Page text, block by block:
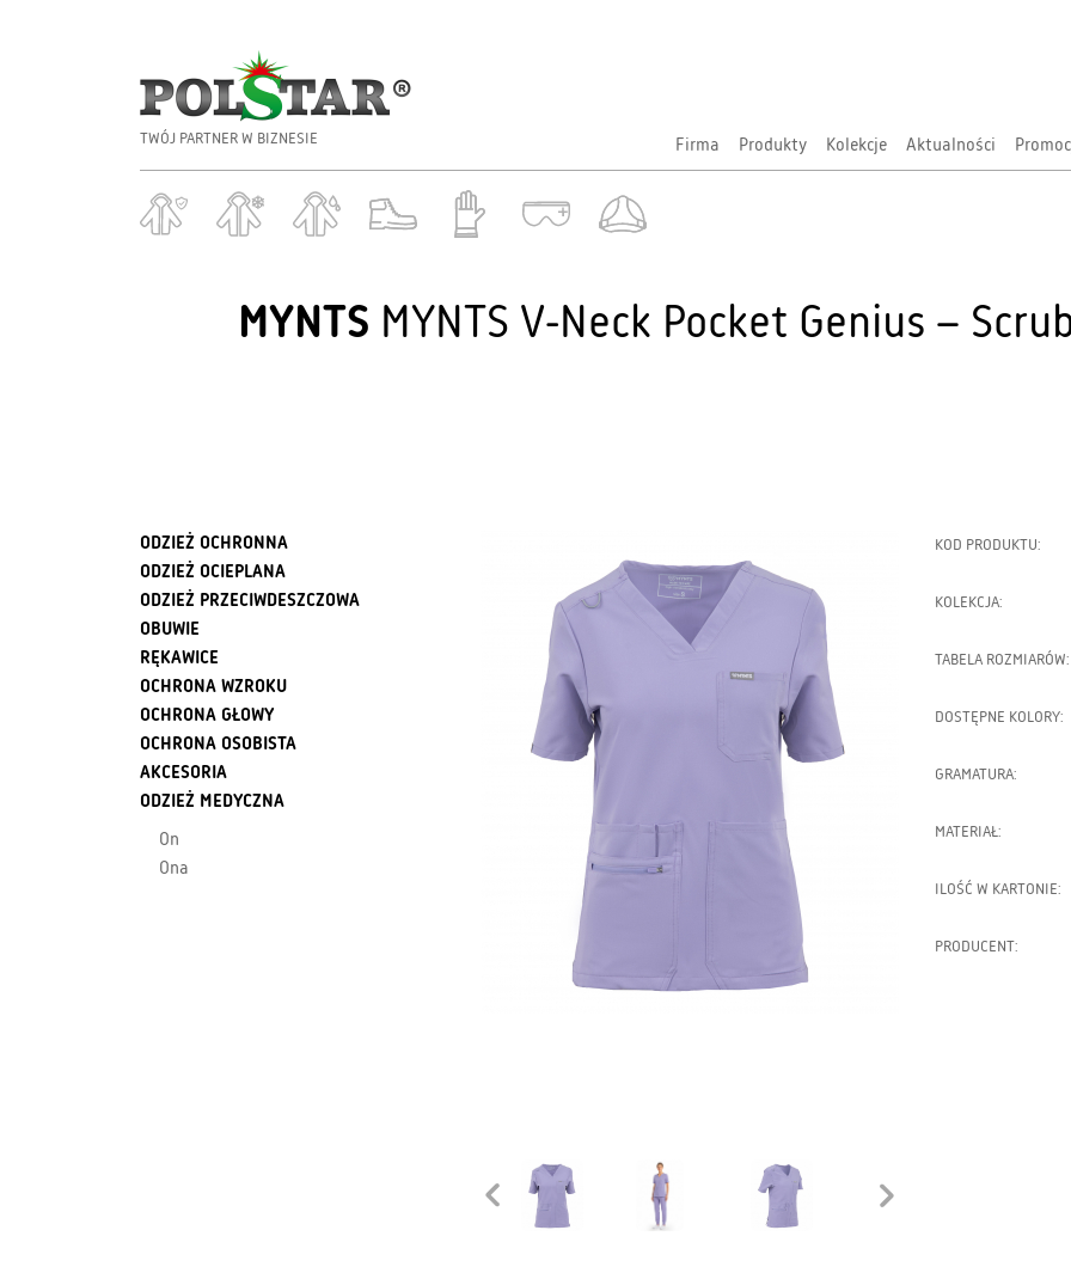
TWÓJ PARTNER W BIZNESIE Firma Produkty Kolekcje Aktualności
MYNTS MYNTS V-Neck Pocket Genius –
ODZIEŻ OCHRONNA
ODZIEŻ OCIEPLANA
ODZIEŻ PRZECIWDESZCZOWA
OBUWIE
RĘKAWICE
OCHRONA WZROKU
OCHRONA GŁOWY
OCHRONA OSOBISTA
AKCESORIA
ODZIEŻ MEDYCZNA
On
Ona
KOD PRODUKTU:
KOLEKCJA:
TABELA ROZMIARÓW:
DOSTĘPNE KOLORY:
GRAMATURA:
MATERIAŁ:
ILOŚĆ W KARTONIE:
PRODUCENT: